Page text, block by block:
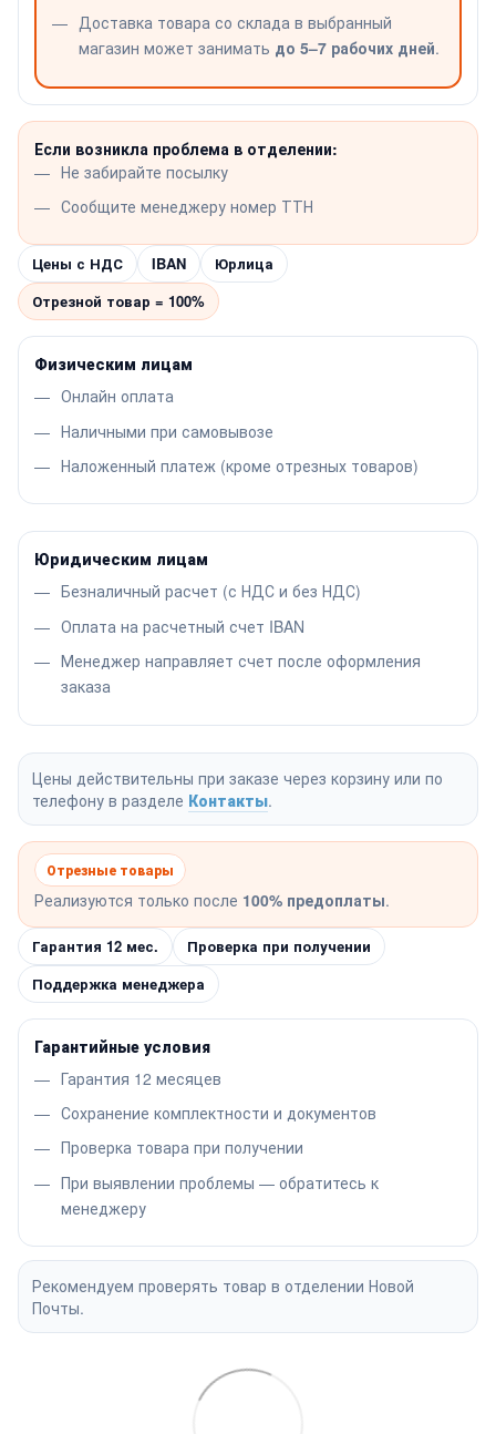
Доставка товара со склада в выбранный
магазин может занимать до 5–7 рабочих дней.
Если возникла проблема в отделении:
Не забирайте посылку
Сообщите менеджеру номер ТТН
Цены с НДС IBAN
Юрлица
Отрезной товар = 100%
Физическим лицам
Онлайн оплата
Наличными при самовывозе
Наложенный платеж (кроме отрезных товаров)
Юридическим лицам
Безналичный расчет (с НДС и без НДС)
Оплата на расчетный счет IBAN
Менеджер направляет счет после оформления
заказа
Цены действительны при заказе через корзину или по
телефону в разделе Контакты.
Отрезные товары
Реализуются только после 100% предоплаты.
Гарантия 12 мес.
Проверка при получении
Поддержка менеджера
Гарантийные условия
Гарантия 12 месяцев
Сохранение комплектности и документов
Проверка товара при получении
При выявлении проблемы — обратитесь к
менеджеру
Рекомендуем проверять товар в отделении Новой
Почты.